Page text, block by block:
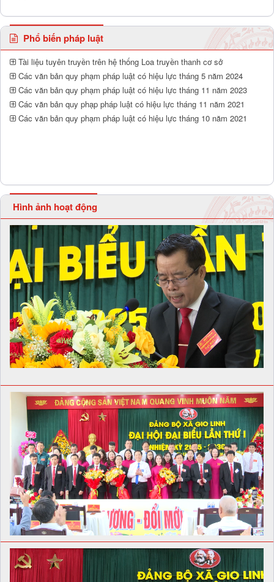
Phổ biến pháp luật
Tài liệu tuyên truyền trên hệ thống Loa truyền thanh cơ sở
Các văn bản quy phạm pháp luật có hiệu lực tháng 5 năm 2024
Các văn bản quy phạm pháp luật có hiệu lực tháng 11 năm 2023
Các văn bản quy phạp pháp luật có hiệu lực tháng 11 năm 2021
Các văn bản quy phạm pháp luật có hiệu lực tháng 10 năm 2021
Hình ảnh hoạt động